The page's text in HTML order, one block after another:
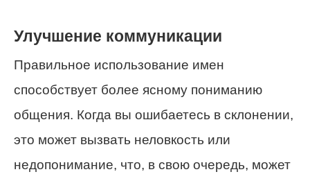
Улучшение коммуникации
Правильное использование имен
способствует более ясному пониманию
общения. Когда вы ошибаетесь в склонении,
это может вызвать неловкость или
недопонимание, что, в свою очередь, может